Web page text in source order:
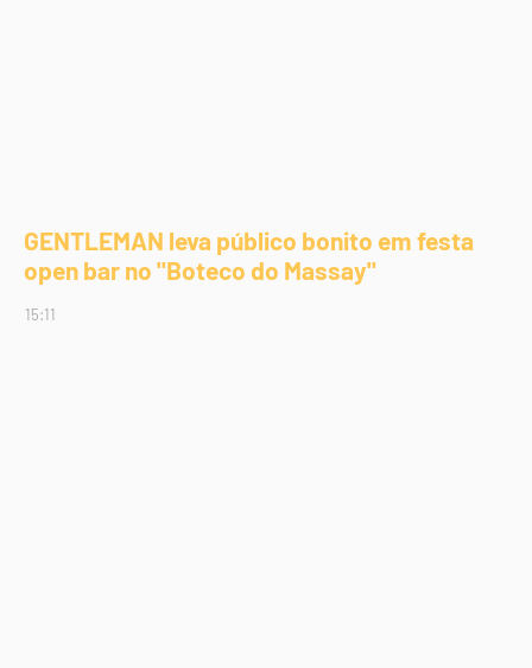
GENTLEMAN leva público bonito em festa
open bar no "Boteco do Massay"
15:11